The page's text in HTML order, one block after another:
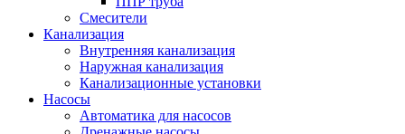
Смесители
Канализация
Внутренняя канализация
Наружная канализация
Канализационные установки
Насосы
Автоматика для насосов